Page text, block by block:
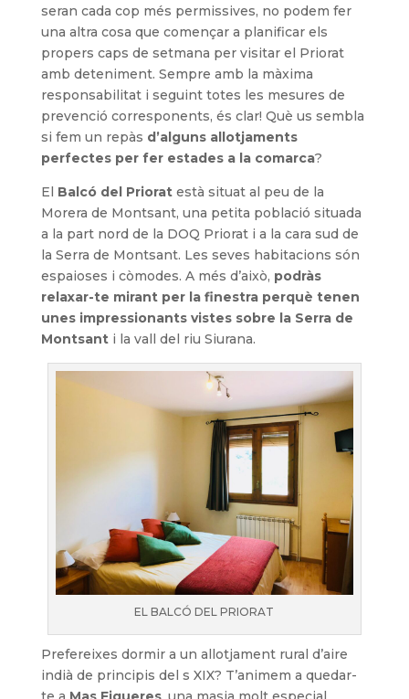
seran cada cop més permissives, no podem fer
una altra cosa que començar a planificar els
propers caps de setmana per visitar el Priorat
amb deteniment. Sempre amb la màxima
responsabilitat i seguint totes les mesures de
prevenció corresponents, és clar! Què us sembla
si fem un repàs d’alguns allotjaments
perfectes per fer estades a la comarca?
El Balcó del Prioratestà situat al peu de la
Morera de Montsant, una petita població situada
a la part nord de la DOQ Priorat i a la cara sud de
la Serra de Montsant. Les seves habitacions són
espaioses i còmodes. A més d’això, podràs
relaxar-te mirant per la finestra perquè tenen
unes impressionants vistes sobre la Serra de
Montsanti la vall del riu Siurana.
EL BALCÓ DEL PRIORAT
Prefereixes dormir a un allotjament rural d’aire
indià de principis del s XIX? T’animem a quedar-